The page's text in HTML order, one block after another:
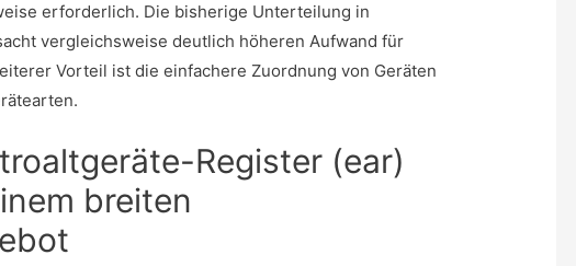
erforderlich. Die bisherige Unterteilung in
vergleichsweise deutlich höheren Aufwand für
Vorteil ist die einfachere Zuordnung von Geräten
Register (ear)
breiten